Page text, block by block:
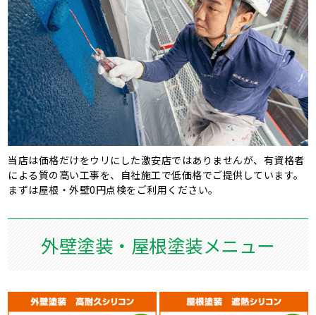
当店は価格だけをウリにした激安店ではありませんが、有資格者
による質の高い工事を、自社施工で低価格でご提供しています。
まずは屋根・外壁0円点検をご利用ください。
外壁塗装・屋根塗装メニュー